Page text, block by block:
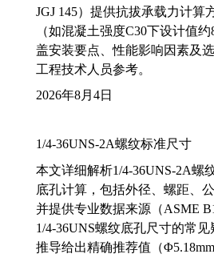
JGJ 145）提供抗拔承载力计算
（如混凝土强度C30下设计值
盖安装要点、性能影响因素及
工程技术人员参考。
2026年8月4日
1/4-36UNS-2A螺纹标准尺寸
本文详细解析1/4-36UNS-2A螺
底孔计算，包括外径、螺距、
并提供专业数据来源（ASME
1/4-36UNS螺纹底孔尺寸的常
推导给出精确推荐值（